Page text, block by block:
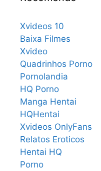
Xvideos 10
Baixa Filmes
Xvideo
Quadrinhos Porno
Pornolandia
HQ Porno
Manga Hentai
HQHentai
Xvideos OnlyFans
Relatos Eroticos
Hentai HQ
Porno